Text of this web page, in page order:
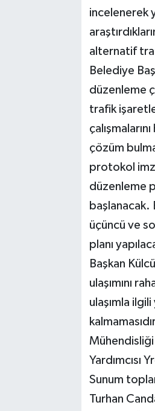
incelenerek
alternatif
Belediye
düzenleme
trafik
çözüm
protokol
düzenleme
başlanacak.
üçüncü ve
planı
Başkan
ulaşımını
ulaşımla ilgili
Sunum
Turhan